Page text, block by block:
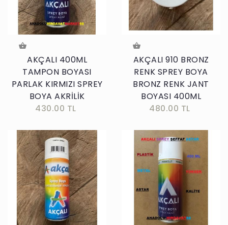
AKÇALI 400ML
TAMPON BOYASI
PARLAK KIRMIZI SPREY
BOYA AKRİLİK
430.00 TL
AKÇALI 910 BRONZ
RENK SPREY BOYA
BRONZ RENK JANT
BOYASI 400ML
480.00 TL